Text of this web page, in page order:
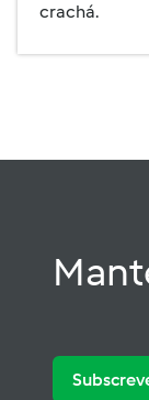
crachá.